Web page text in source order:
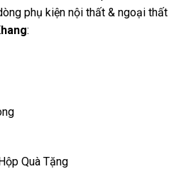
phụ kiện nội thất & ngoại thất
:
Quà Tặng